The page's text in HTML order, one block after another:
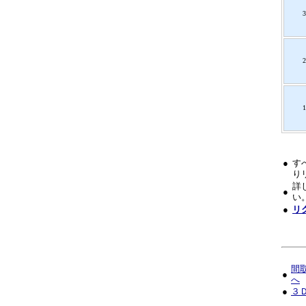
3
2
1
● す
り
●
詳
い。
●
リ
●
間
へ
● ３